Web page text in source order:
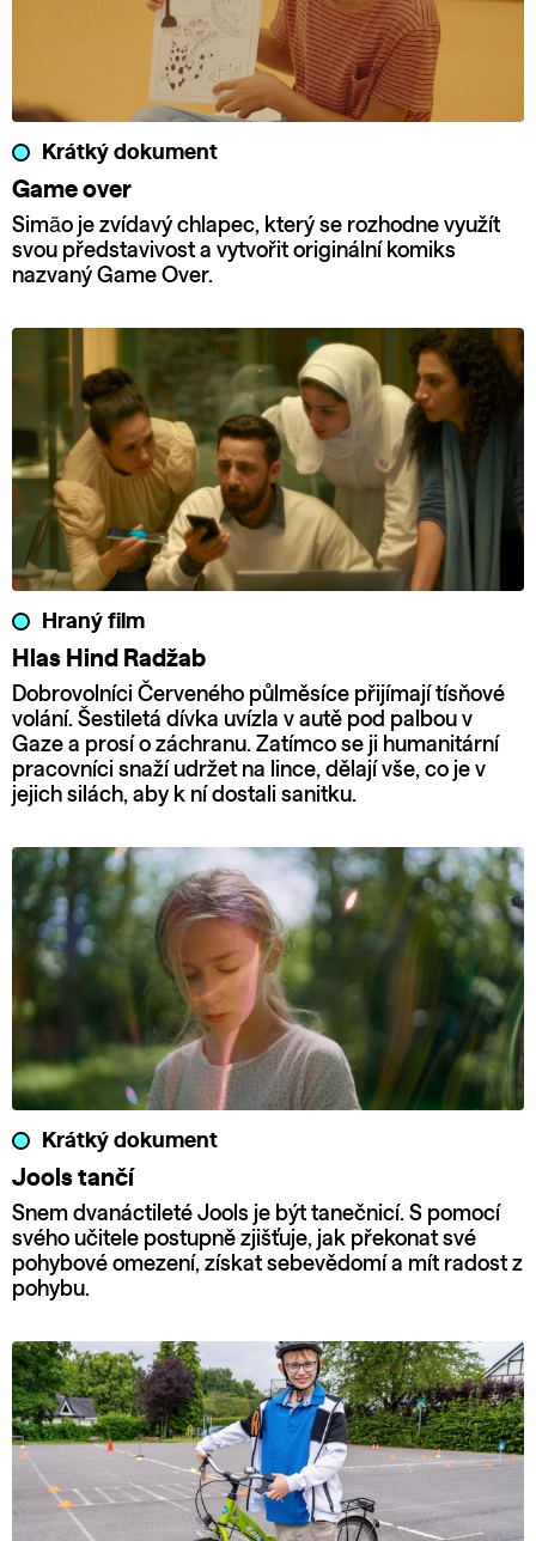
Krátký dokument
Game over
Simão je zvídavý chlapec, který se rozhodne využít
svou představivost a vytvořit originální komiks
nazvaný Game Over.
Hraný film
Hlas Hind Radžab
Dobrovolníci Červeného půlměsíce přijímají tísňové
volání. Šestiletá dívka uvízla v autě pod palbou v
Gaze a prosí o záchranu. Zatímco se ji humanitární
pracovníci snaží udržet na lince, dělají vše, co je v
jejich silách, aby k ní dostali sanitku.
Krátký dokument
Jools tančí
Snem dvanáctileté Jools je být tanečnicí. S pomocí
svého učitele postupně zjišťuje, jak překonat své
pohybové omezení, získat sebevědomí a mít radost z
pohybu.